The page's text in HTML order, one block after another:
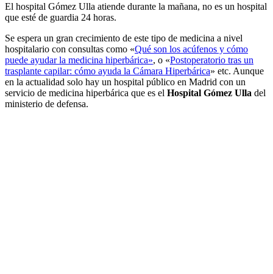
El hospital Gómez Ulla atiende durante la mañana, no es un hospital
que esté de guardia 24 horas.
Se espera un gran crecimiento de este tipo de medicina a nivel
hospitalario con consultas como «Qué son los acúfenos y cómo
puede ayudar la medicina hiperbárica», o «Postoperatorio tras un
trasplante capilar: cómo ayuda la Cámara Hiperbárica» etc. Aunque
en la actualidad solo hay un hospital público en Madrid con un
servicio de medicina hiperbárica que es el Hospital Gómez Ulla del
ministerio de defensa.